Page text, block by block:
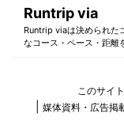
Runtrip via
Runtrip viaは決められた
なコース・ペース・距離
このサイ
媒体資料・広告掲